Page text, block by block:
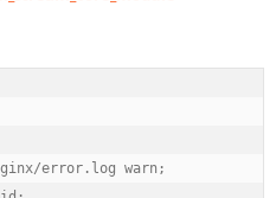
error.log warn;